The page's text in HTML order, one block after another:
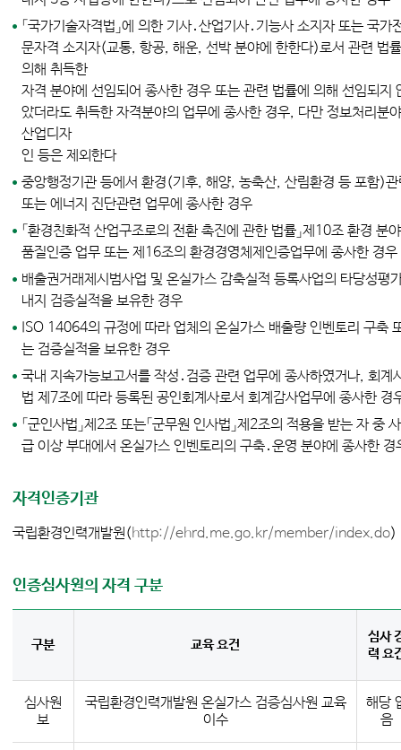
「국가기술자격법」에 의한 기사․산업기사․기능사 소지자 또는 국가
문자격 소지자(교통, 항공, 해운, 선박 분야에 한한다)로서 관련 법
의해 취득한
자격 분야에 선임되어 종사한 경우 또는 관련 법률에 의해 선임되지
았더라도 취득한 자격분야의 업무에 종사한 경우, 다만 정보처리분
산업디자
인 등은 제외한다
중앙행정기관 등에서 환경(기후, 해양, 농축산, 산림환경 등 포함)
또는 에너지 진단관련 업무에 종사한 경우
「환경친화적 산업구조로의 전환 촉진에 관한 법률」제10조 환경 분야
품질인증 업무 또는 제16조의 환경경영체제인증업무에 종사한 경우
배출권거래제시범사업 및 온실가스 감축실적 등록사업의 타당성평
내지 검증실적을 보유한 경우
ISO 14064의 규정에 따라 업체의 온실가스 배출량 인벤토리 구축
는 검증실적을 보유한 경우
국내 지속가능보고서를 작성․검증 관련 업무에 종사하였거나, 회계
법 제7조에 따라 등록된 공인회계사로서 회계감사업무에 종사한 경
「군인사법」제2조 또는「군무원 인사법」제2조의 적용을 받는 자 중
급 이상 부대에서 온실가스 인벤토리의 구축․운영 분야에 종사한 경
자격인증기관
국립환경인력개발원(http://ehrd.me.go.kr/member/index.do)
인증심사원의 자격 구분
구분 교육 요건
심사
력 요
심사원
보
국립환경인력개발원 온실가스 검증심사원 교육
이수
해당
음